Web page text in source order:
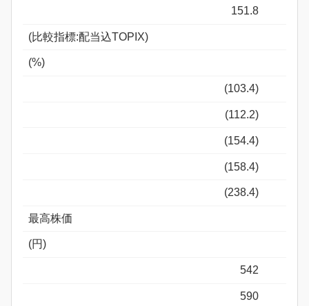
151.8
(比較指標:配当込TOPIX)
(%)
(103.4)
(112.2)
(154.4)
(158.4)
(238.4)
最高株価
(円)
542
590